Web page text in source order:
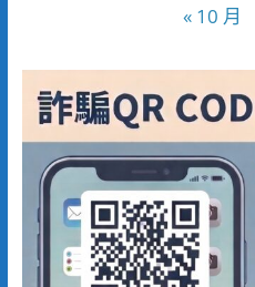
« 10 月